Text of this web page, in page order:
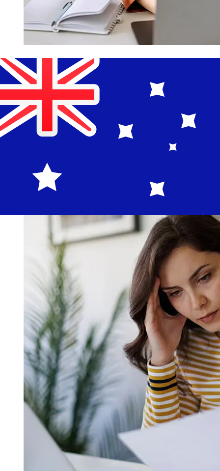
¿Qué tan rápido es un LGT Bank CHF
para AUD transferencia?
Los tiempos de entrega para transferencias
internacionales con LGT Bank de Suiza a Australia
varían según el método de pago y el momento de la
transacción. Normalmente, las transferencias bancarias
internacionales tardan entre 1 y 5 días laborables.
Factores como los festivos bancarios y los controles de
Comprueba los tiempos límite de LGT Bankpara evitar
retrasos.